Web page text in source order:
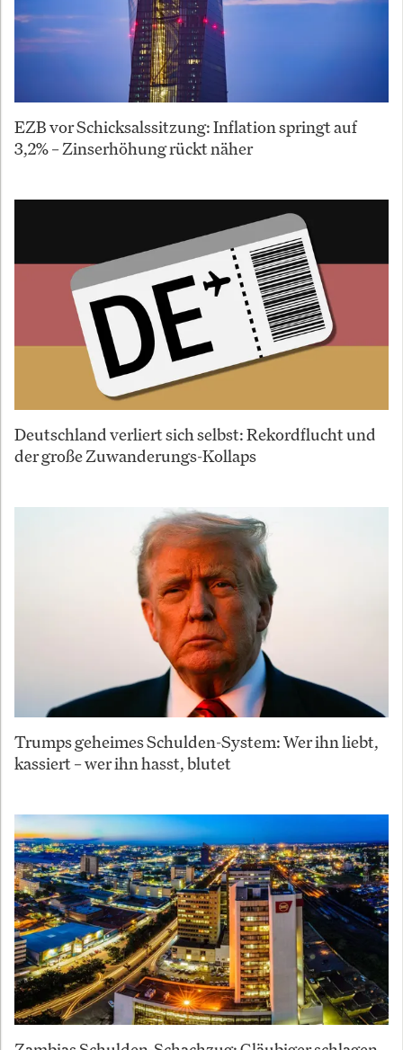
EZB vor Schicksalssitzung: Inflation springt auf
3,2% – Zinserhöhung rückt näher
Deutschland verliert sich selbst: Rekordflucht und
der große Zuwanderungs-Kollaps
Trumps geheimes Schulden-System: Wer ihn liebt,
kassiert – wer ihn hasst, blutet